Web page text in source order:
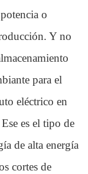
o
Y no
para el
eléctrico en
es el tipo de
de alta energía
cortes de